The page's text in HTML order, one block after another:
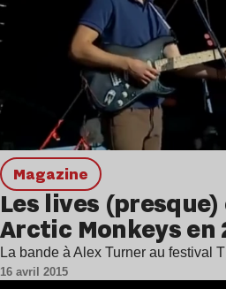
magazine
Les lives (presque)
Arctic Monkeys en
La bande à Alex Turner au festival
16 avril 2015